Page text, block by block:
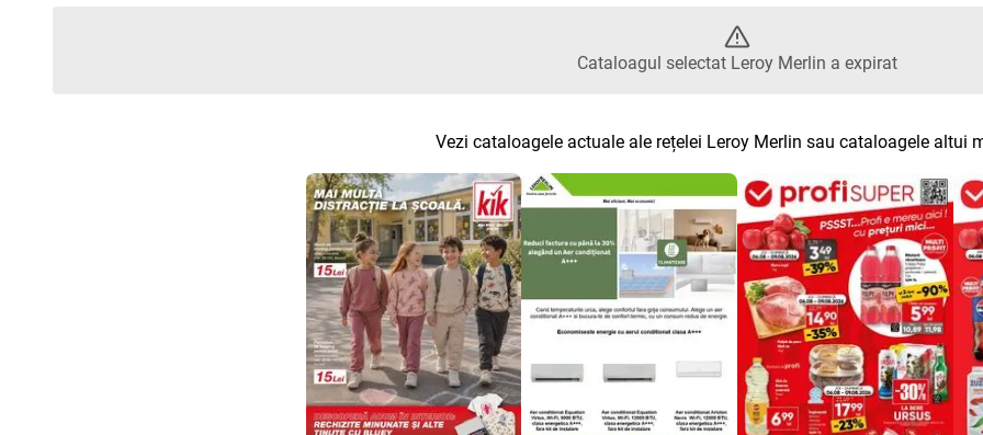
Cataloagul selectat Leroy Merlin a expirat
Vezi cataloagele actuale ale rețelei Leroy Merlin sau cataloagele altui